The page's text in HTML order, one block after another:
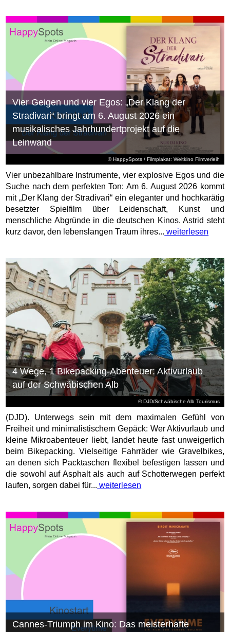
© HappySpots / Filmplakat: Weltkino Filmverleih
Vier Geigen und vier Egos: „Der Klang der
Stradivari“ bringt am 6. August 2026 ein
musikalisches Jahrhundertprojekt auf die
Leinwand
Vier unbezahlbare Instrumente, vier explosive Egos und die
Suche nach dem perfekten Ton: Am 6. August 2026 kommt
mit „Der Klang der Stradivari“ ein eleganter und hochkarätig
besetzter Spielfilm über Leidenschaft, Kunst und
menschliche Abgründe in die deutschen Kinos. Astrid steht
kurz davor, den lebenslangen Traum ihres... weiterlesen
© DJD/Schwäbische Alb Tourismus
4 Wege, 1 Bikepacking-Abenteuer: Aktivurlaub
auf der Schwäbischen Alb
(DJD). Unterwegs sein mit dem maximalen Gefühl von
Freiheit und minimalistischem Gepäck: Wer Aktivurlaub und
kleine Mikroabenteuer liebt, landet heute fast unweigerlich
beim Bikepacking. Vielseitige Fahrräder wie Gravelbikes,
an denen sich Packtaschen flexibel befestigen lassen und
die sowohl auf Asphalt als auch auf Schotterwegen perfekt
laufen, sorgen dabei für... weiterlesen
Cannes-Triumph im Kino: Das meisterhafte